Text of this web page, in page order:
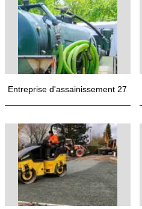
Entreprise d'assainissement 27